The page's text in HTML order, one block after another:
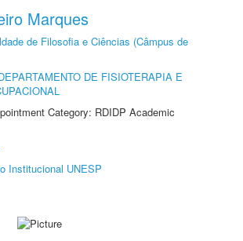
Marques
de Filosofia e Ciências (Câmpus de
DE FISIOTERAPIA E
Category: RDIDP Academic
Institucional UNESP